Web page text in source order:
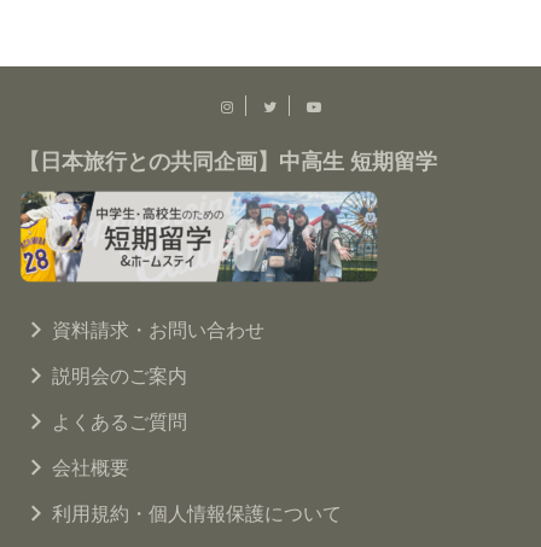
【日本旅行との共同企画】中高生 短期留学
資料請求・お問い合わせ
説明会のご案内
よくあるご質問
会社概要
利用規約・個人情報保護について